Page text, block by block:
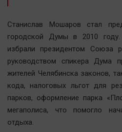
Новости компаний
Прогулки по городу Ч
Спецпроект
Статистика
Челябинск космический
Bookworms
English version
Online-консультация
Станислав Мошаров стал
городской Думы в 2010
избрали президентом Союза
руководством спикера Дума
жителей Челябинска законов,
кода, налоговых льгот для
парков, оформление парка
мегаполиса, что помогло
отдыха.